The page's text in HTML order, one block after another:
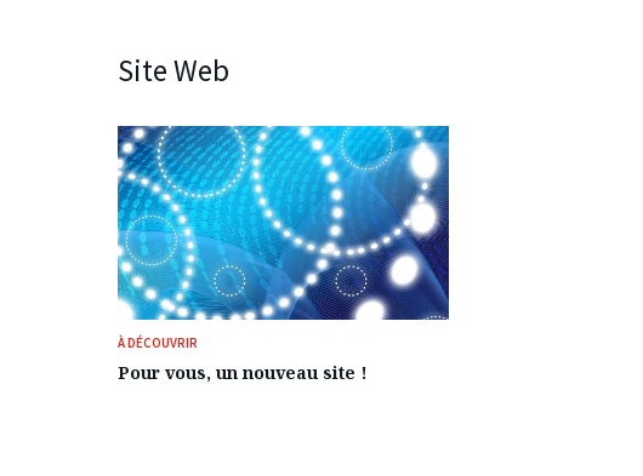
Site Web
À DÉCOUVRIR
Pour vous, un nouveau site !